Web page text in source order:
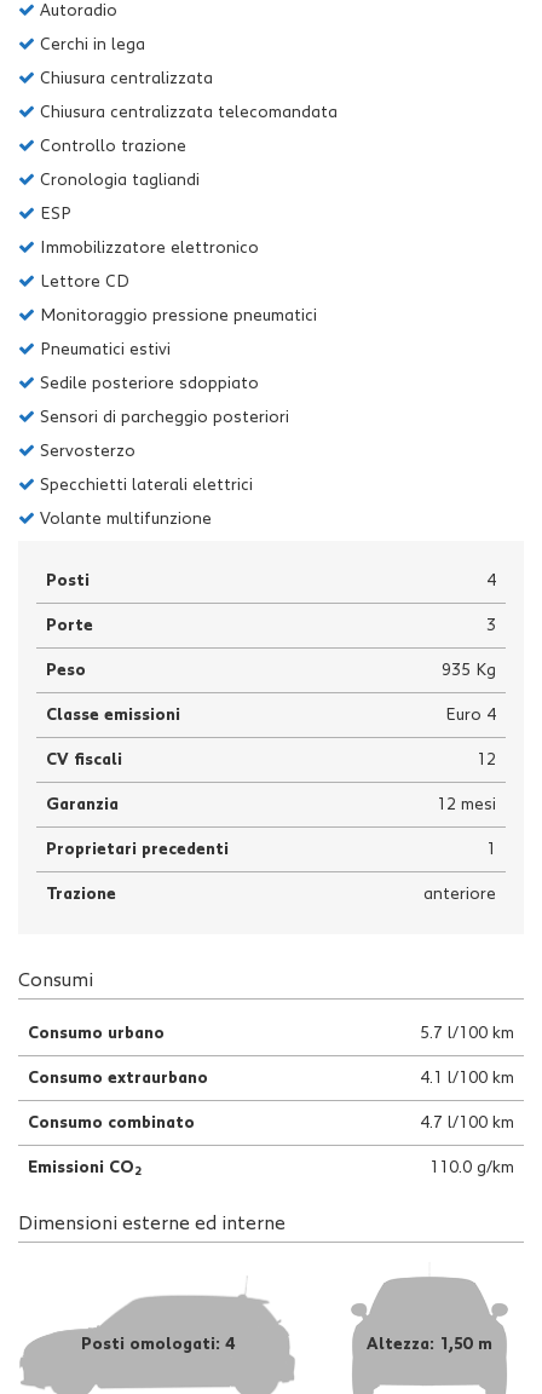
Autoradio
Cerchi in lega
Chiusura centralizzata
Chiusura centralizzata telecomandata
Controllo trazione
Cronologia tagliandi
ESP
Immobilizzatore elettronico
Lettore CD
Monitoraggio pressione pneumatici
Pneumatici estivi
Sedile posteriore sdoppiato
Sensori di parcheggio posteriori
Servosterzo
Specchietti laterali elettrici
Volante multifunzione
Posti 4
Porte 3
Peso 935 Kg
Classe emissioni Euro 4
CV fiscali 12
Garanzia 12 mesi
Proprietari precedenti 1
Trazione anteriore
Consumi
Consumo urbano 5.7 l/100 km
Consumo extraurbano 4.1 l/100 km
Consumo combinato 4.7 l/100 km
Emissioni CO 2 110.0 g/km
Dimensioni esterne ed interne
Posti omologati: 4 Altezza: 1,50 m